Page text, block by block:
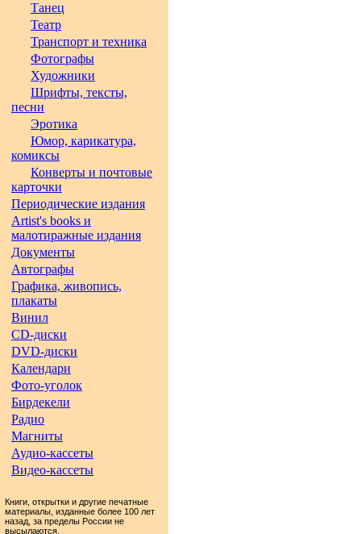
Танец
Театр
Транспорт и техника
Фотографы
Художники
Шрифты, тексты,
песни
Эротика
Юмор, карикатура,
комиксы
Конверты и почтовые
карточки
Периодические издания
Artist's books и
малотиражные издания
Документы
Автографы
Графика, живопись,
плакаты
Винил
CD-диски
DVD-диски
Календари
Фото-уголок
Бирдекели
Радио
Магниты
Аудио-кассеты
Видео-кассеты
Книги, открытки и другие печатные
материалы, изданные более 100 лет
назад, за пределы России не
высылаются.